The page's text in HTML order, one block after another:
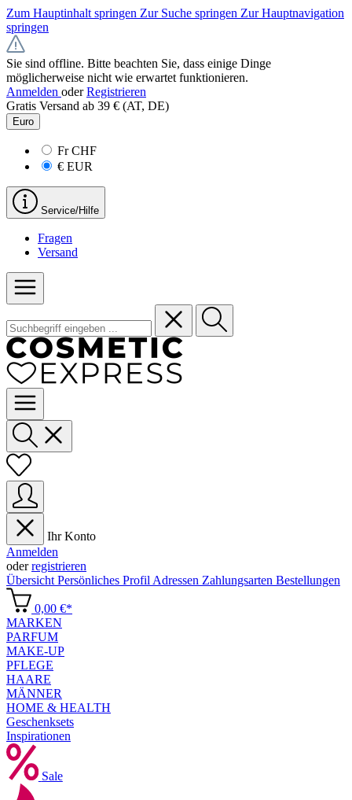
Zum Hauptinhalt springen Zur Suche springen Zur Hauptnavigation
springen
Sie sind offline. Bitte beachten Sie, dass einige Dinge
möglicherweise nicht wie erwartet funktionieren.
Anmelden oder Registrieren
Gratis Versand ab 39 € (AT, DE)
Euro
FrCHF
€ EUR
Service/Hilfe
Fragen
Versand
Ihr Konto
Anmelden
oderregistrieren
Übersicht Persönliches Profil Adressen Zahlungsarten Bestellungen
0,00 €*
MARKEN
PARFUM
MAKE-UP
PFLEGE
HAARE
MÄNNER
HOME & HEALTH
Geschenksets
Inspirationen
Sale